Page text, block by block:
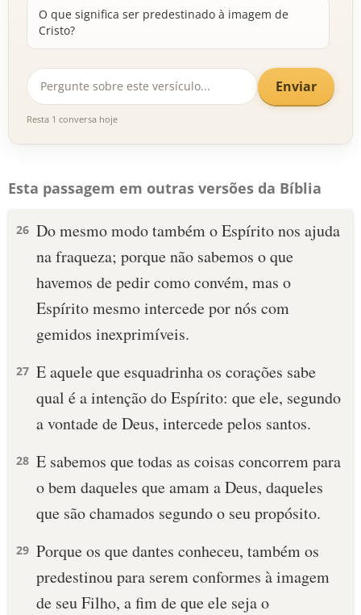
O que significa ser predestinado à imagem de
Cristo?
Enviar
Resta 1 conversa hoje
Esta passagem em outras versões da Bíblia
26 Do mesmo modo também o Espírito nos ajuda
na fraqueza; porque não sabemos o que
havemos de pedir como convém, mas o
Espírito mesmo intercede por nós com
gemidos inexprimíveis.
27 E aquele que esquadrinha os corações sabe
qual é a intenção do Espírito: que ele, segundo
a vontade de Deus, intercede pelos santos.
28 E sabemos que todas as coisas concorrem para
o bem daqueles que amam a Deus, daqueles
que são chamados segundo o seu propósito.
29 Porque os que dantes conheceu, também os
predestinou para serem conformes à imagem
de seu Filho, a fim de que ele seja o